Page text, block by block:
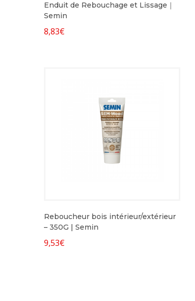
Enduit de Rebouchage et Lissage｜
Semin
8,83€
Reboucheur bois intérieur/extérieur
– 350G | Semin
9,53€